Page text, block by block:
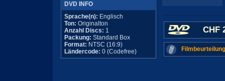
DVD INFO
Sprache(n): Englisch
Ton: Originalton
Anzahl Discs: 1
Packung: Standard Box
Format: NTSC (16:9)
Ländercode: 0 (Codefree)
CHF